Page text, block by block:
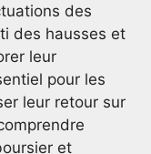
des
des hausses et
leur
pour les
leur retour sur
et